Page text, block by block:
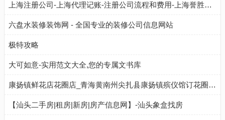
上海注册公司-上海代理记账-注册公司流程和费用-上海誉胜时代
六盘水装修装饰网 - 全国专业的装修公司信息网站
极特攻略
大可如意-实用范文大全,您的专属文书库
康扬镇鲜花店花圈店_青海黄南州尖扎县康扬镇殡仪馆订花圈代送花圈配送服务(地址、电话、配送范围)
【汕头二手房|租房|新房|房产信息网】-汕头象盒找房